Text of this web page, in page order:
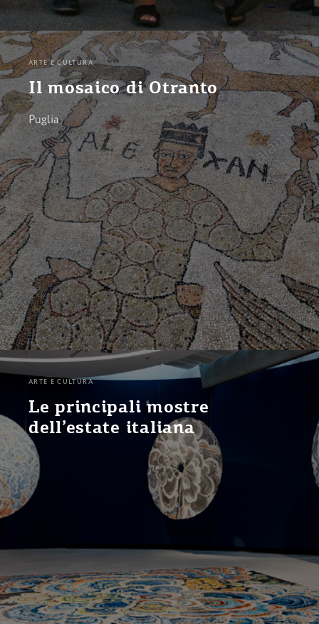
ARTE E CULTURA
Il mosaico di Otranto
Puglia
ARTE E CULTURA
Le principali mostre
dell’estate italiana